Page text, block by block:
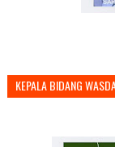
KEPALA BIDANG